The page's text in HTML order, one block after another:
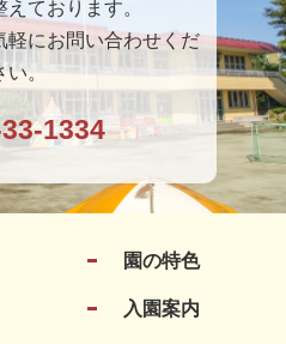
ております。
軽にお問い合わせくだ
い。
1334
園の特色
入園案内